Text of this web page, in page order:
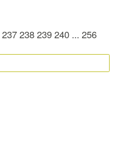
237 238 239 240... 256